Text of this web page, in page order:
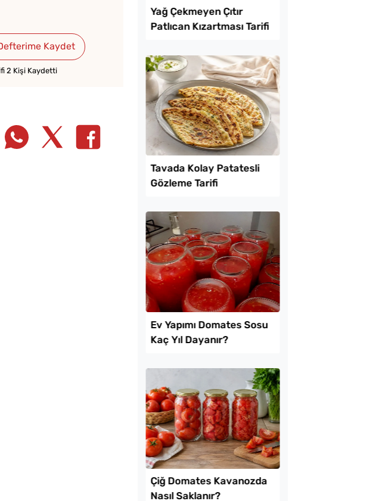
Kaydet
2 Kişi Kaydetti
Lezzet Trendleri
Kışlık Domates Biber
Konservesi Tarifi
Yağ Çekmeyen Çıtır
Gözleme Tarifi